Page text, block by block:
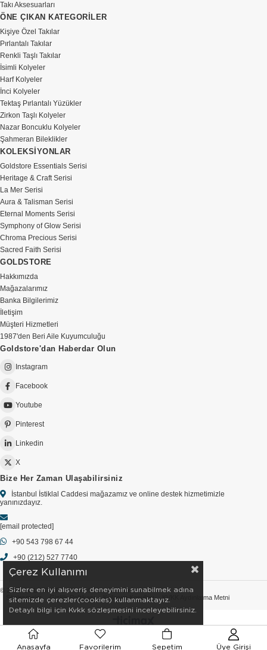
Takı Aksesuarları
ÖNE ÇIKAN KATEGORİLER
Kişiye Özel Takılar
Pırlantalı Takılar
Renkli Taşlı Takılar
İsimli Kolyeler
Harf Kolyeler
İnci Kolyeler
Tektaş Pırlantalı Yüzükler
Zirkon Taşlı Kolyeler
Nazar Boncuklu Kolyeler
Şahmeran Bileklikler
KOLEKSİYONLAR
Goldstore Essentials Serisi
Heritage & Craft Serisi
La Mer Serisi
Aura & Talisman Serisi
Eternal Moments Serisi
Symphony of Glow Serisi
Chroma Precious Serisi
Sacred Faith Serisi
GOLDSTORE
Hakkımızda
Mağazalarımız
Banka Bilgilerimiz
İletişim
Müşteri Hizmetleri
1987'den Beri Aile Kuyumculuğu
Goldstore'dan Haberdar Olun
Instagram
Facebook
Youtube
Pinterest
Linkedin
X
Bize Her Zaman Ulaşabilirsiniz
İstanbul İstiklal Caddesi mağazamız ve online destek hizmetimizle
yanınızdayız.
[email protected]
+90 543 798 67 44
+90 (212) 527 7740
© 2026 GOLDSTORE - Tüm Hakları Saklıdır.
Sözleşmeler
Gizlilik Politikası Kullanım Koşulları KVKK Aydınlatma Metni
Çerez Kullanımı
Sizlere en iyi alışveriş deneyimini sunabilmek adına
sitemizde çerezler(cookies) kullanmaktayız.
Detaylı bilgi için Kvkk sözleşmesini inceleyebilirsiniz.
Anasayfa Favorilerim Sepetim Üye Girişi